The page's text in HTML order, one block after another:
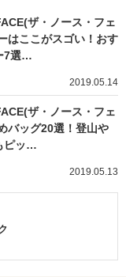
ザ・ノース・フェ
はここがスゴい！おす
7選…
2019.05.14
ザ・ノース・フェ
バッグ20選！登山や
ピッ…
2019.05.13